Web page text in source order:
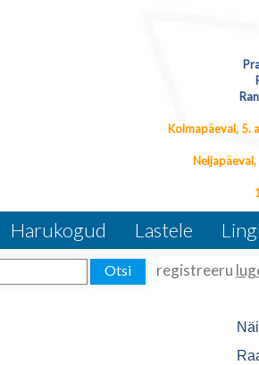
Kolmapäeval, 5.
Harukogud Lastele
registreeru